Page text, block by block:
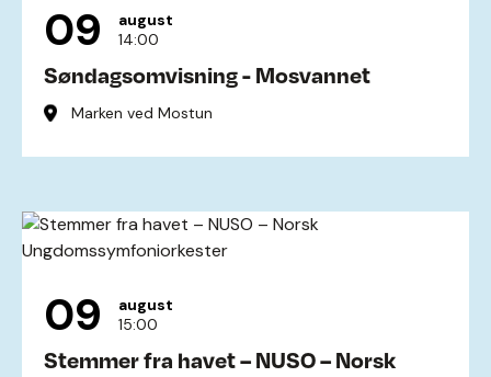
09
august
14:00
Søndagsomvisning - Mosvannet
Marken ved Mostun
09
august
15:00
Stemmer fra havet – NUSO – Norsk